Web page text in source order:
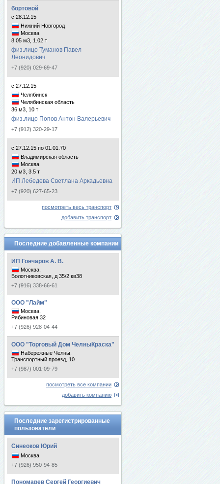
бортовой
с 28.12.15
Нижний Новгород
Москва
8.05 м3, 1.02 т
физ.лицо Туманов Павел
Леонидович
+7 (920) 029-69-47
с 27.12.15
Челябинск
Челябинская область
36 м3, 10 т
физ.лицо Попов Антон Валерьевич
+7 (912) 320-29-17
с 27.12.15 по 01.01.70
Владимирская область
Москва
20 м3, 3.5 т
ИП Лебедева Светлана Аркадьевна
+7 (920) 627-65-23
посмотреть весь транспорт
добавить транспорт
Последние добавленные компании
ИП Гончаров А. В.
Москва,
Болотниковская, д 35/2 кв38
+7 (916) 338-66-61
ООО "Лайм"
Москва,
Рябиновая 32
+7 (926) 928-04-44
ООО "Торговый Дом ЧелныКраска"
Набережные Челны,
Транспортный проезд, 10
+7 (987) 001-09-79
посмотреть все компании
добавить компанию
Последние зарегистрированные
пользователи
Синеоков Юрий
Москва
+7 (926) 950-94-85
Пономарев Сергей Георгиевич